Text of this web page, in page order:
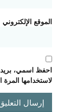
الموقع الإلكتروني
احفظ اسمي،
لاستخدامها